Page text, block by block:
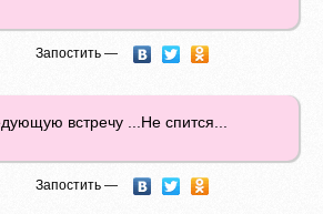
Запостить —
встречу ...Не спится...
Запостить —